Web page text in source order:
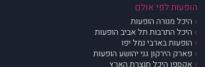
הופעות לפי אולם
היכל מנורה הופעות
היכל התרבות תל אביב הופעות
הופעות בארבי נמל יפו
פארק הירקון גני יהושע הופעות
אקספו היכל תוצרת הארץ